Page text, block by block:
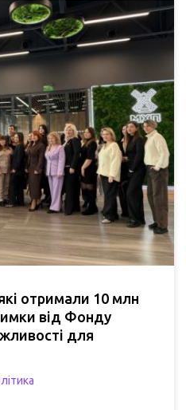
які отримали 10 млн
від Фонду
для